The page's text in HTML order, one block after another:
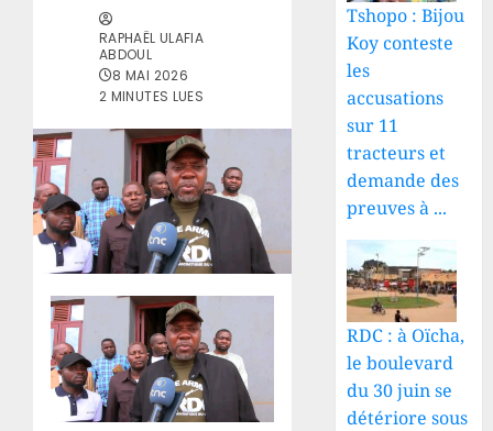
RAPHAËL ULAFIA
ABDOUL
8 MAI 2026
2 MINUTES LUES
Tshopo : Bijou
Koy conteste
les
accusations
sur 11
tracteurs et
demande des
preuves à ...
RDC : à Oïcha,
le boulevard
du 30 juin se
détériore sous